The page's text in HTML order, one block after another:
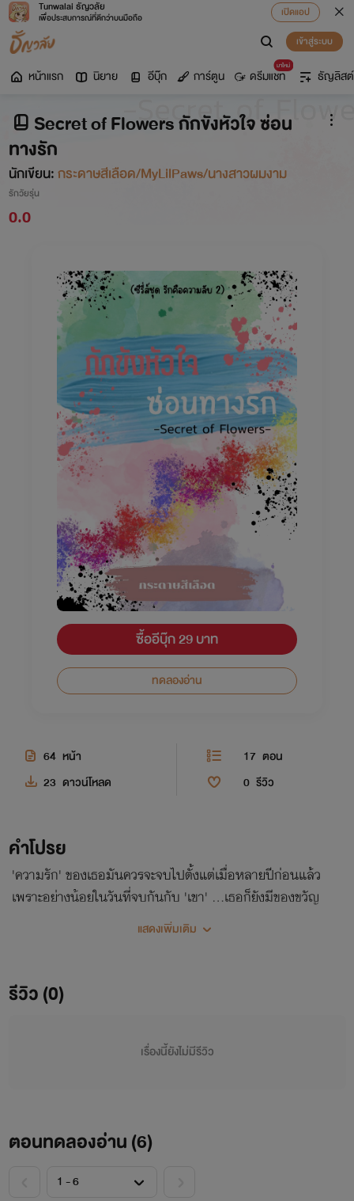
Tunwalai ธัญวลัย
เพื่อประสบการณ์ที่ดีกว่าบนมือถือ
เปิดแอป
เข้าสู่ระบบ
หน้าแรก นิยาย อีบุ๊ก การ์ตูน
มาใหม่
ดรีมแชท ธัญลิสต์
Secret of Flowers กักขังหัวใจ ซ่อน
ทางรัก
นักเขียน:กระดาษสีเลือด/MyLilPaws/นางสาวผมงาม
รักวัยรุ่น
0.0
ซื้ออีบุ๊ก 29 บาท
ทดลองอ่าน
64 หน้า 17 ตอน
23 ดาวน์โหลด 0 รีวิว
คำโปรย
'ความรัก' ของเธอมันควรจะจบไปตั้งแต่เมื่อหลายปีก่อนแล้ว
เพราะอย่างน้อยในวันที่จบกันกับ 'เขา' ...เธอก็ยังมีของขวัญ
แสดงเพิ่มเติม
รีวิว (0)
เรื่องนี้ยังไม่มีรีวิว
ตอนทดลองอ่าน (6)